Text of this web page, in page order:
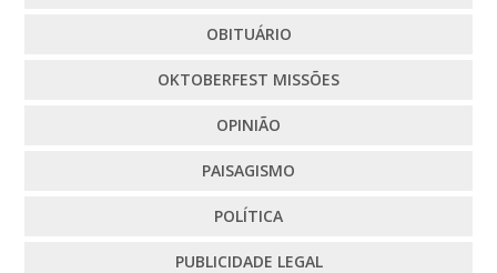
OBITUÁRIO
OKTOBERFEST MISSÕES
OPINIÃO
PAISAGISMO
POLÍTICA
PUBLICIDADE LEGAL